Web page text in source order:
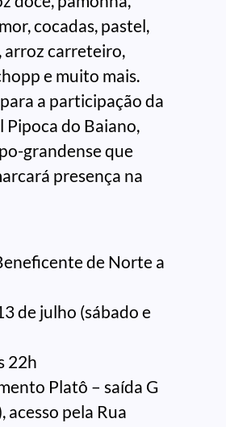
cocadas, pastel,
arroz carreteiro,
e muito mais.
a participação da
do Baiano,
grandense que
presença na
de Norte a
de julho (sábado e
22h
Platô – saída G
acesso pela Rua